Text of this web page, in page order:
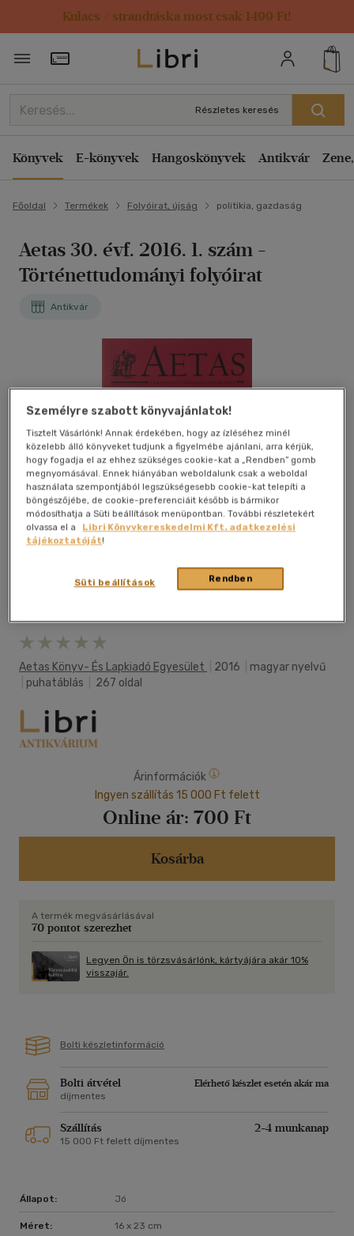
Kulacs / strandtáska most csak 1499 Ft!
Törzsvásárlói Kártya adatai
Részletes keresés
Könyvek E-könyvek Hangoskönyvek Antikvár
Főoldal Termékek Folyóirat, újság politikia, gazdaság
Aetas 30. évf. 2016. 1. szám -
Történettudományi folyóirat
Antikvár
Aetas Könyv- És Lapkiadó Egyesület 2016
magyar nyelvű
puhatáblás 267 oldal
Árinformációk
Ingyen szállítás 15 000 Ft felett
Online ár: 700 Ft
Kosárba
A termék megvásárlásával
70 pontot szerezhet
Legyen Ön is törzsvásárlónk, kártyájára akár 10%
visszajár.
Bolti készletinformáció
Bolti átvétel
Elérhető készlet esetén akár ma
díjmentes
Szállítás 2-4 munkanap
15 000 Ft felett díjmentes
Állapot: Jó
Méret: 16 x 23 cm
Személyre szabott könyvajánlatok!
Tisztelt Vásárlónk! Annak érdekében, hogy az ízléséhez minél
közelebb álló könyveket tudjunk a figyelmébe ajánlani, arra kérjük,
hogy fogadja el az ehhez szükséges cookie-kat a „Rendben” gomb
megnyomásával. Ennek hiányában weboldalunk csak a weboldal
használata szempontjából legszükségesebb cookie-kat telepíti a
böngészőjébe, de cookie-preferenciáit később is bármikor
módosíthatja a Süti beállítások menüpontban. További részletekért
olvassa el a
Libri Könyvkereskedelmi Kft. adatkezelési
tájékoztatóját!
Rendben
Süti beállítások